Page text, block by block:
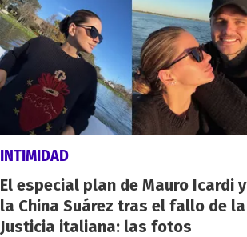
INTIMIDAD
El especial plan de Mauro Icardi y
la China Suárez tras el fallo de la
Justicia italiana: las fotos